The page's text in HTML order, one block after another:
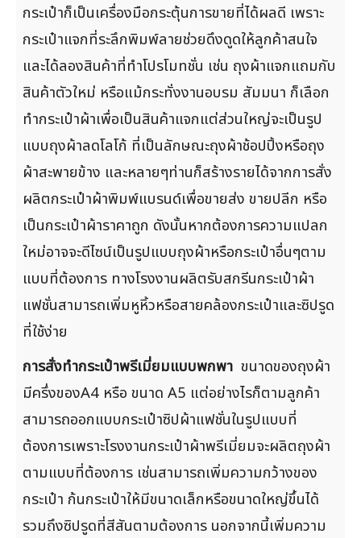
กระเป๋าก็เป็นเครื่องมือกระตุ้นการขายที่ได้ผลดี เพราะ
กระเป๋าแจกที่ระลึกพิมพ์ลายช่วยดึงดูดให้ลูกค้าสนใจ
และได้ลองสินค้าที่ทำโปรโมทชั่น เช่น ถุงผ้าแจกแถมกับ
สินค้าตัวใหม่ หรือแม้กระทั่งงานอบรม สัมมนา ก็เลือก
ทำกระเป๋าผ้าเพื่อเป็นสินค้าแจกแต่ส่วนใหญ่จะเป็นรูป
แบบถุงผ้าลดโลโก้ ที่เป็นลักษณะถุงผ้าช้อปปิ้งหรือถุง
ผ้าสะพายข้าง และหลายๆท่านก็สร้างรายได้จากการสั่ง
ผลิตกระเป๋าผ้าพิมพ์แบรนด์เพื่อขายส่ง ขายปลีก หรือ
เป็นกระเป๋าผ้าราคาถูก ดังนั้นหากต้องการความแปลก
ใหม่อาจจะดีไซน์เป็นรูปแบบถุงผ้าหรือกระเป๋าอื่นๆตาม
แบบที่ต้องการ ทางโรงงานผลิตรับสกรีนกระเป๋าผ้า
แฟชั่นสามารถเพิ่มหูหิ้วหรือสายคล้องกระเป๋าและซิปรูด
ที่ใช้ง่าย
การสั่งทำกระเป๋าพรีเมี่ยมแบบพกพา ขนาดของถุงผ้า
มีครึ่งของA4 หรือ ขนาด A5 แต่อย่างไรก็ตามลูกค้า
สามารถออกแบบกระเป๋าซิปผ้าแฟชั่นในรูปแบบที่
ต้องการเพราะโรงงานกระเป๋าผ้าพรีเมี่ยมจะผลิตถุงผ้า
ตามแบบที่ต้องการ เช่นสามารถเพิ่มความกว้างของ
กระเป๋า ก้นกระเป๋าให้มีขนาดเล็กหรือขนาดใหญ่ขึ้นได้
รวมถึงซิปรูดที่สีสันตามต้องการ นอกจากนี้เพิ่มความ